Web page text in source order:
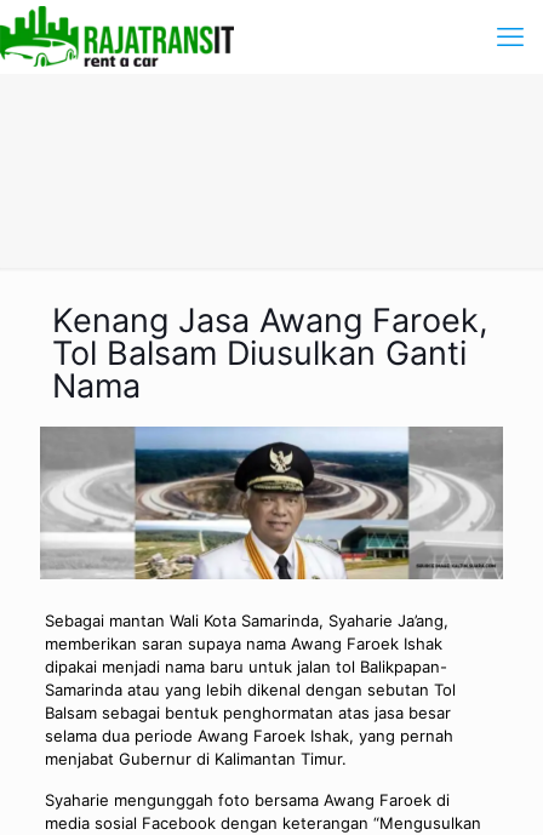
Kenang Jasa Awang Faroek,
Tol Balsam Diusulkan Ganti
Nama
Sebagai mantan Wali Kota Samarinda, Syaharie Ja’ang,
memberikan saran supaya nama Awang Faroek Ishak
dipakai menjadi nama baru untuk jalan tol Balikpapan-
Samarinda atau yang lebih dikenal dengan sebutan Tol
Balsam sebagai bentuk penghormatan atas jasa besar
selama dua periode Awang Faroek Ishak, yang pernah
menjabat Gubernur di Kalimantan Timur.
Syaharie mengunggah foto bersama Awang Faroek di
media sosial Facebook dengan keterangan “Mengusulkan